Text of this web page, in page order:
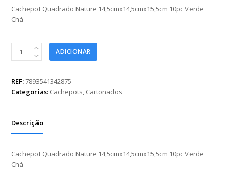
Cachepot Quadrado Nature 14,5cmx14,5cmx15,5cm 10pc Verde
Chá
Cachepot
Quadrado
14,5cmx14,5cmx15,5cm
10pc
quantidade
ADICIONAR
REF:7893541342875
Categorias: Cachepots, Cartonados
Descrição
Cachepot Quadrado Nature 14,5cmx14,5cmx15,5cm 10pc Verde
Chá